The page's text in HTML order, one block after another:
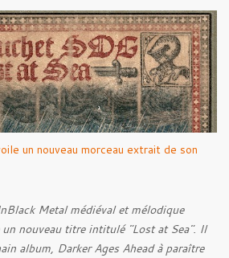
allé à la rencontre de Noise (
Kumar ( 1914 ), qui reviennent sur
Guerre mondiale. Le documentaire
au producteur Kristian "Kohle"
de 1914 , ainsi qu'à l'historien
allemand des blindés de Munster,
la place des images de guerre
du Metal. Le reportage est à
un nouveau morceau extrait de son
Metal médiéval et mélodique
un nouveau titre intitulé "Lost at Sea". Il
album, Darker Ages Ahead à paraître